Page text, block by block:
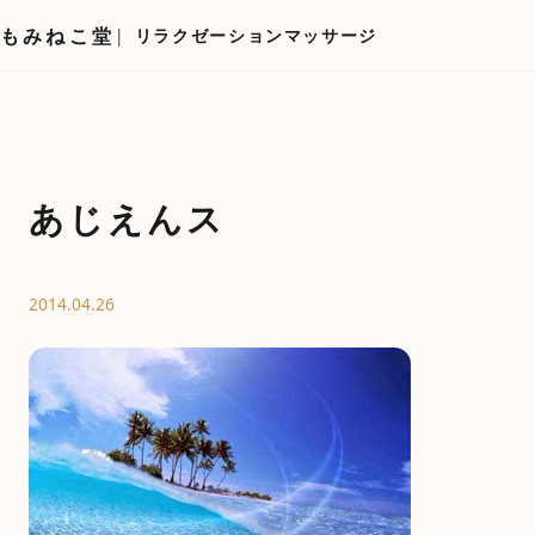
もみねこ堂 リラクゼーションマッサージ
あじえんス
2014.04.26